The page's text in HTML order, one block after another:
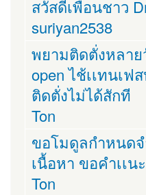
สวัสดีเพื่อนชาว
suriyan2538
พยามติดตั่งหลาย
open ไช้เเทนเฟ
ติดตั่งไม่ได้สักที
Ton
ขอโมดูลกำหนดจ
เนื้อหา ขอคำเเน
Ton